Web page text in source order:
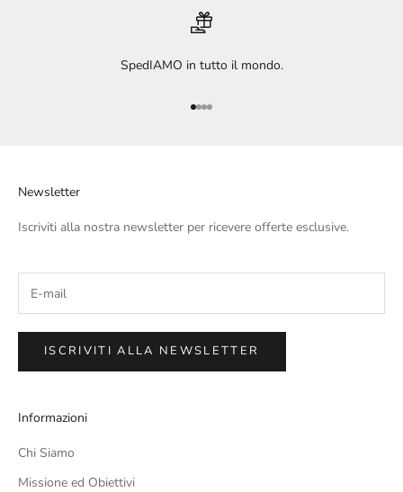
SpedIAMO in tutto il mondo.
Vai all'articolo 1
Vai all'articolo 2
Vai all'articolo 3
Vai all'articolo 4
Newsletter
Iscriviti alla nostra newsletter per ricevere offerte esclusive.
ISCRIVITI ALLA NEWSLETTER
Informazioni
Chi Siamo
Missione ed Obiettivi